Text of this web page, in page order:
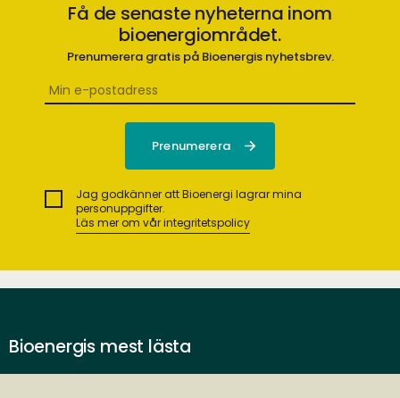
Få de senaste nyheterna inom
bioenergiområdet.
Prenumerera gratis på Bioenergis nyhetsbrev.
Jag godkänner att Bioenergi lagrar mina
personuppgifter.
Läs mer om vår integritetspolicy
Bioenergis mest lästa